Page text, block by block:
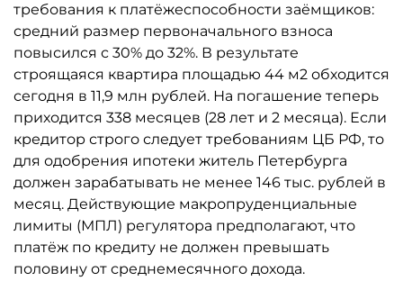
требования к платёжеспособности заёмщиков:
средний размер первоначального взноса
повысился с 30% до 32%. В результате
строящаяся квартира площадью 44 м2 обходится
сегодня в 11,9 млн рублей. На погашение теперь
приходится 338 месяцев (28 лет и 2 месяца). Если
кредитор строго следует требованиям ЦБ РФ, то
для одобрения ипотеки житель Петербурга
должен зарабатывать не менее 146 тыс. рублей в
месяц. Действующие макропруденциальные
лимиты (МПЛ) регулятора предполагают, что
платёж по кредиту не должен превышать
половину от среднемесячного дохода.